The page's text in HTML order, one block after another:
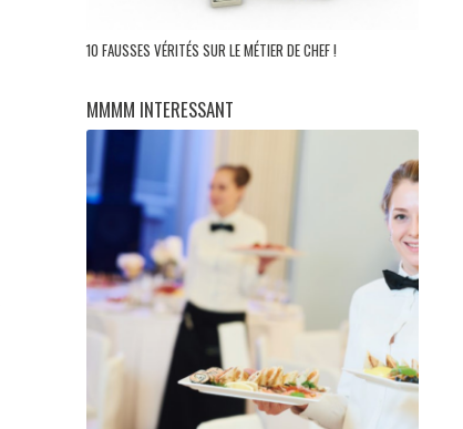
10 FAUSSES VÉRITÉS SUR LE MÉTIER DE CHEF !
MMMM INTERESSANT